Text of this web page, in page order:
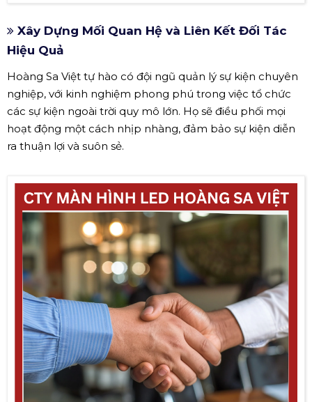
Xây Dựng Mối Quan Hệ và Liên Kết Đối Tác
Hiệu Quả
Hoàng Sa Việt tự hào có đội ngũ quản lý sự kiện chuyên
nghiệp, với kinh nghiệm phong phú trong việc tổ chức
các sự kiện ngoài trời quy mô lớn. Họ sẽ điều phối mọi
hoạt động một cách nhịp nhàng, đảm bảo sự kiện diễn
ra thuận lợi và suôn sẻ.